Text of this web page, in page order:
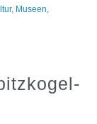
, Museen,